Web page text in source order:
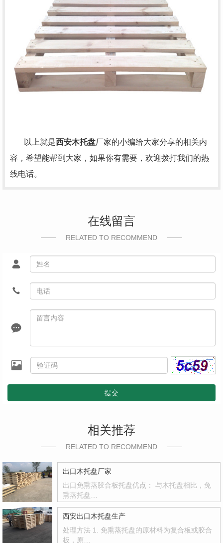
以上就是西安木托盘厂家的小编给大家分享的相关内
容，希望能帮到大家，如果你有需要，欢迎拨打我们的热
线电话。
在线留言
RELATED TO RECOMMEND
提交
相关推荐
RELATED TO RECOMMEND
出口木托盘厂家
出口免熏蒸胶合板托盘优点： 与木托盘相比，免
熏蒸托盘…
西安出口木托盘生产
处理方法 1. 免熏蒸托盘的原材料为复合板或胶合
板，原…